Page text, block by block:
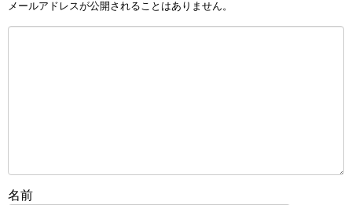
メールアドレスが公開されることはありません。
名前